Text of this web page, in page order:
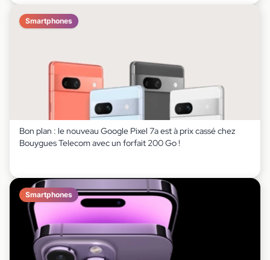
Smartphones
Bon plan : le nouveau Google Pixel 7a est à prix cassé chez
Bouygues Telecom avec un forfait 200 Go !
Smartphones